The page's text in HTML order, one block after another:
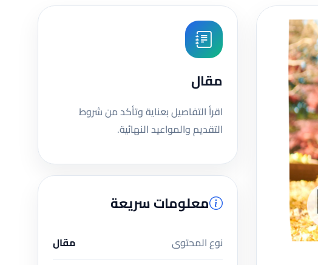
مقال
اقرأ التفاصيل بعناية وتأكد من شروط
التقديم والمواعيد النهائية.
معلومات سريعة
نوع المحتوى
مقال